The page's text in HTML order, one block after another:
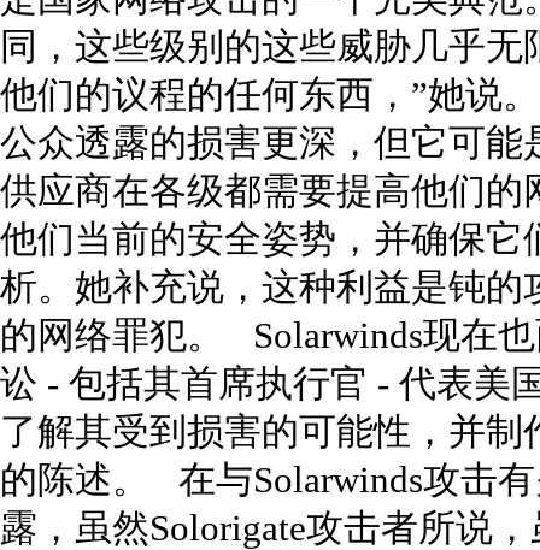
同，这些级别的这些威胁几乎
他们的议程的任何东西，”她说
公众透露的损害更深，但它可
供应商在各级都需要提高他们
他们当前的安全姿势，并确保
析。她补充说，这种利益是钝
的网络罪犯。 Solarwinds现在
讼 - 包括其首席执行官 - 代表美
了解其受到损害的可能性，并
的陈述。 在与Solarwinds攻击
露，虽然Solorigate攻击者所说